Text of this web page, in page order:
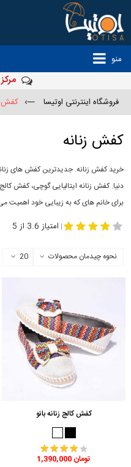
منو
فروشگاه اینترنتی اوتیسا —› کفش
کفش زنانه
خرید کفش زنانه. جدیدترین کفش های
دنیا. کفش زنانه ایتالیایی گوچی، کفش
برای خانم های که به زیبایی خود اهمیت
| امتیاز 3.6 از 5
نحوه چیدمان محصولات 20
کفش کالج زنانه بانو
1,390,000 تومان